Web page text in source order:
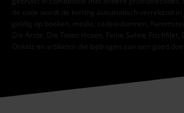
de code wordt de korting automatisch verrekend
geldig op boeken, media, cadeaubonnen,
Die Ärzte, Die Toten Hosen, Feine Sahne Fischfilet,
Onkelz en artikelen die bijdragen aan een goed doel.